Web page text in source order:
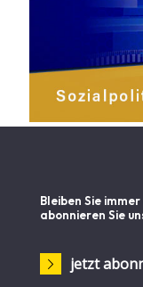
Bleiben Sie
abonnieren Sie
jetzt